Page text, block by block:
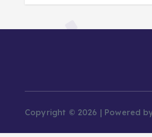
Copyright © 2026 | Powered